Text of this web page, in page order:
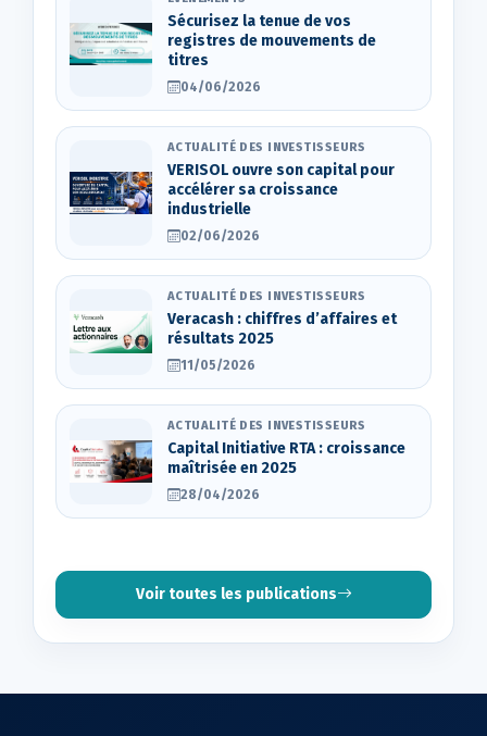
Sécurisez la tenue de vos
registres de mouvements de
titres
04/06/2026
ACTUALITÉ DES INVESTISSEURS
VERISOL ouvre son capital pour
accélérer sa croissance
industrielle
02/06/2026
ACTUALITÉ DES INVESTISSEURS
Veracash : chiffres d’affaires et
résultats 2025
11/05/2026
ACTUALITÉ DES INVESTISSEURS
Capital Initiative RTA : croissance
maîtrisée en 2025
28/04/2026
Voir toutes les publications